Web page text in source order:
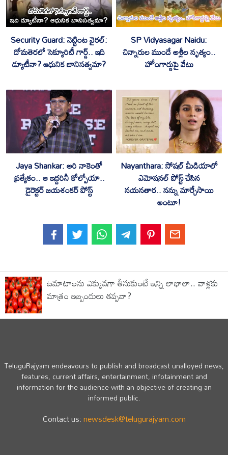
Security Guard: నెట్టింట వైరల్:
దోమతెరలో సెక్యూరిటీ గార్డ్.. ఇది
డ్యూటీనా? ఆధునిక బానిసత్వమా?
SP Vidyasagar Naidu:
చిన్నారుల ముందే అశ్లీల నృత్యం..
హోంగార్డుపై వేటు
Jaya Shankar: అరి నాకెంతో
ప్రత్యేకం.. ఆ ఇద్దరినీ కోల్పోయా..
డైరెక్టర్ జయశంకర్ పోస్ట్
‎Nayanthara: సోషల్ మీడియాలో
ఎమోషనల్ పోస్ట్ చేసిన
నయనతార.. నన్ను మార్చేసాయి
అంటూ!
టమాటాలను ఎక్కువగా తీసుకుంటే ఇన్ని లాభాలా.. వాళ్లకు
మాత్రం ఇబ్బందులు తప్పవా?
TeluguRajyam endeavours to publish and broadcast unalloyed news,
features, current affairs, entertainment, infotainment and
information for the audience with an objective of creating an
informed public.
Contact us:newsdesk@telugurajyam.com